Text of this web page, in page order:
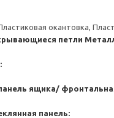
окантовка,
петли
ящика/
панель: